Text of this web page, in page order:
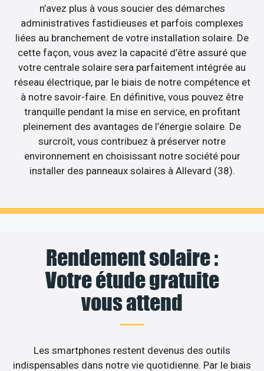
n’avez plus à vous soucier des démarches
administratives fastidieuses et parfois complexes
liées au branchement de votre installation solaire. De
cette façon, vous avez la capacité d’être assuré que
votre centrale solaire sera parfaitement intégrée au
réseau électrique, par le biais de notre compétence et
à notre savoir-faire. En définitive, vous pouvez être
tranquille pendant la mise en service, en profitant
pleinement des avantages de l’énergie solaire. De
surcroît, vous contribuez à préserver notre
environnement en choisissant notre société pour
installer des panneaux solaires à Allevard (38).
Rendement solaire :
Votre étude gratuite
vous attend
Les smartphones restent devenus des outils
indispensables dans notre vie quotidienne. Par le biais